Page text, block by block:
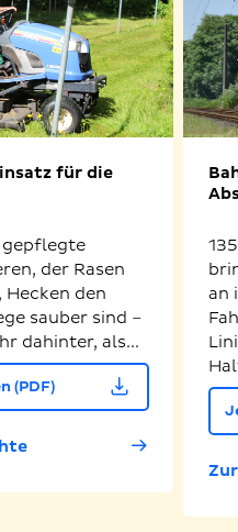
für die
gepflegte
der Rasen
den
sauber sind –
dahinter, als...
(PDF)
an